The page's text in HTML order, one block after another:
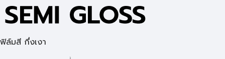
ฟิล์มสี กึ่งเงา